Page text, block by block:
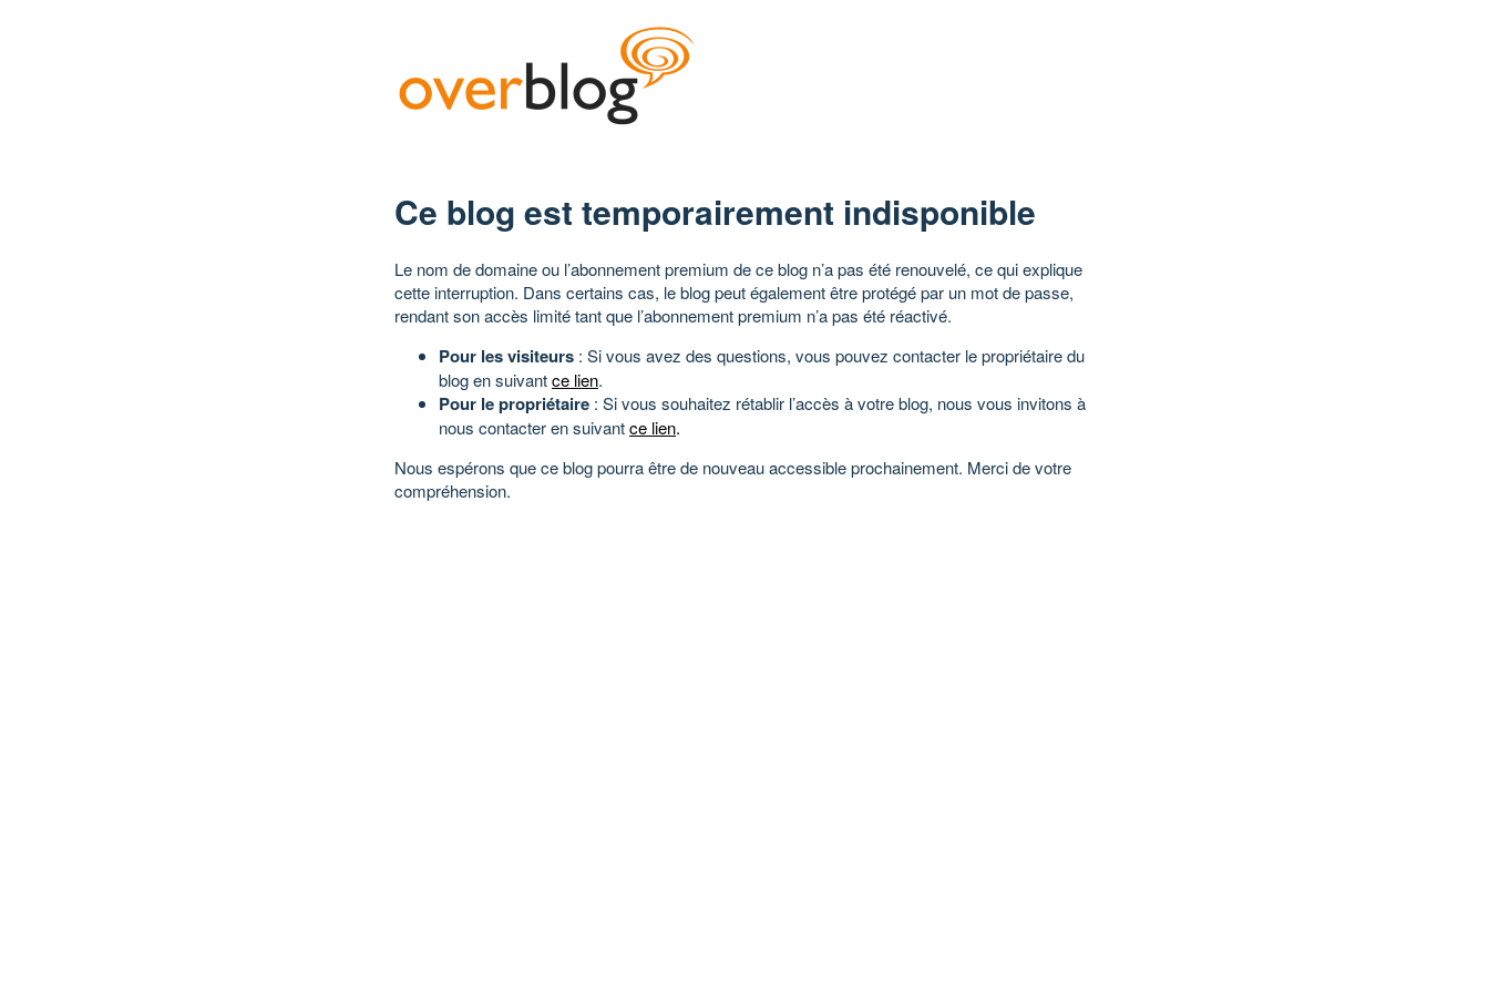
Ce blog est temporairement indisponible
Le nom de domaine ou l’abonnement premium de ce blog n’a pas été renouvelé, ce qui explique
cette interruption. Dans certains cas, le blog peut également être protégé par un mot de passe,
rendant son accès limité tant que l’abonnement premium n’a pas été réactivé.
Pour les visiteurs : Si vous avez des questions, vous pouvez contacter le propriétaire du
blog en suivantce lien.
Pour le propriétaire : Si vous souhaitez rétablir l’accès à votre blog, nous vous invitons à
nous contacter en suivantce lien.
Nous espérons que ce blog pourra être de nouveau accessible prochainement. Merci de votre
compréhension.